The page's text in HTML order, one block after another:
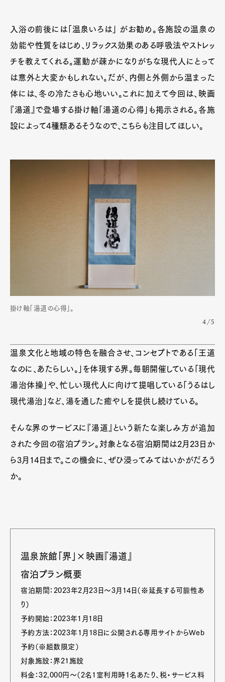
入浴の前後には「温泉いろは」 がお勧め。各施設の温泉の
効能や性質をはじめ、リラックス効果のある呼吸法やストレッ
チを教えてくれる。運動が疎かになりがちな現代人にとって
は意外と大変かもしれない。だが、内側と外側から温まった
体には、冬の冷たさも心地いい。これに加えて今回は、映画
『湯道』で登場する掛け軸「湯道の心得」も掲示される。各施
設によって4種類あるそうなので、こちらも注目してほしい。
掛け軸「湯道の心得」。
4/5
温泉文化と地域の特色を融合させ、コンセプトである「王道
なのに、あたらしい。」を体現する界。毎朝開催している「現代
湯治体操」や、忙しい現代人に向けて提唱している「うるはし
現代湯治」など、湯を通した癒やしを提供し続けている。
そんな界のサービスに『湯道』という新たな楽しみ方が追加
された今回の宿泊プラン。対象となる宿泊期間は2月23日か
ら3月14日まで。この機会に、ぜひ浸ってみてはいかがだろう
か。
温泉旅館「界」×映画『湯道』
宿泊プラン概要
宿泊期間：2023年2月23日～3月14日（※延長する可能性あ
り）
予約開始：2023年1月18日
予約方法：2023年1月18日に公開される専用サイトからWeb
予約（※組数限定）
対象施設：界21施設
料金：32,000円～（2名1室利用時1名あたり、税・サービス料